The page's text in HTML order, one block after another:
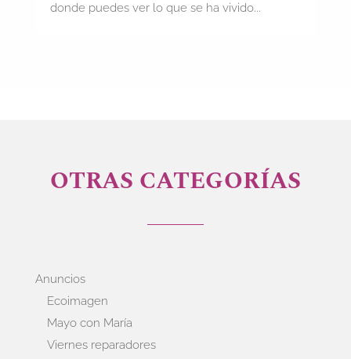
donde puedes ver lo que se ha vivido...
OTRAS CATEGORÍAS
Anuncios
Ecoimagen
Mayo con María
Viernes reparadores